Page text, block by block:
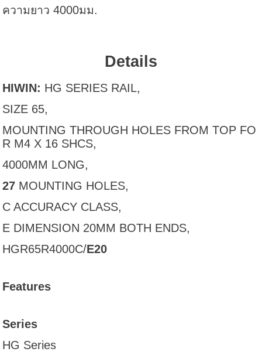
ความยาว 4000มม.
Details
HIWIN: HG SERIES RAIL,
SIZE 65,
MOUNTING THROUGH HOLES FROM TOP FO
R M4 X 16 SHCS,
4000MM LONG,
27 MOUNTING HOLES,
C ACCURACY CLASS,
E DIMENSION 20MM BOTH ENDS,
HGR65R4000C/E20
Features
Series
HG Series